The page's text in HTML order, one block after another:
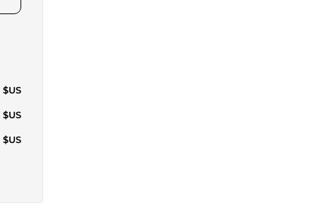
$US
$US
$US